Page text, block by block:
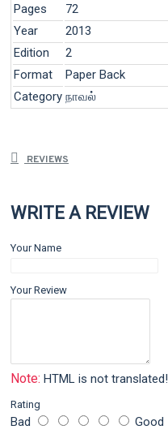
Pages
72
Year
2013
Edition
2
Format
Paper Back
Category நாவல்
REVIEWS
WRITE A REVIEW
Your Name
Your Review
Note: HTML is not translated!
Rating
Bad Good